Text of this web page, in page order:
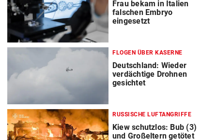
Frau bekam in Italien
falschen Embryo
eingesetzt
FLOGEN ÜBER KASERNE
Deutschland: Wieder
verdächtige Drohnen
gesichtet
RUSSISCHE LUFTANGRIFFE
Kiew schutzlos: Bub (3)
und Großeltern getötet